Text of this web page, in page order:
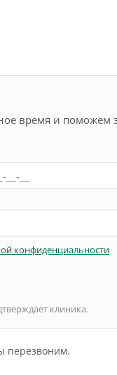
время и поможем
конфиденциальности
клиника.
перезвоним.